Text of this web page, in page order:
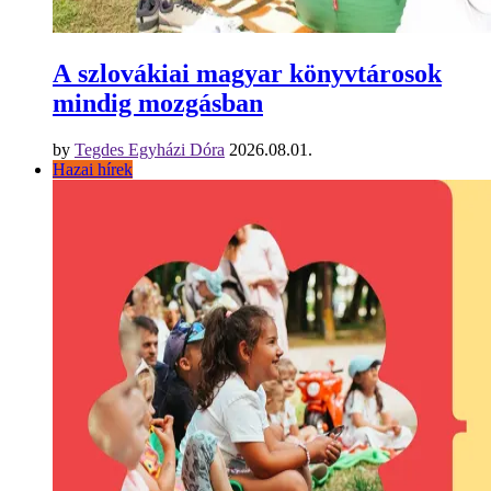
A szlovákiai magyar könyvtárosok
mindig mozgásban
by Tegdes Egyházi Dóra 2026.08.01.
Hazai hírek